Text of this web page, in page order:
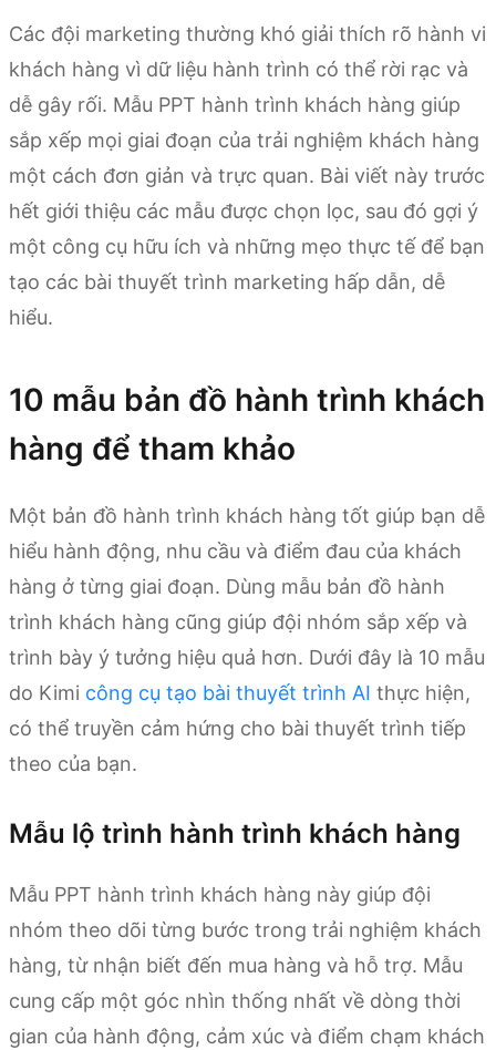
Các đội marketing thường khó giải thích rõ hành vi
khách hàng vì dữ liệu hành trình có thể rời rạc và
dễ gây rối. Mẫu PPT hành trình khách hàng giúp
sắp xếp mọi giai đoạn của trải nghiệm khách hàng
một cách đơn giản và trực quan. Bài viết này trước
hết giới thiệu các mẫu được chọn lọc, sau đó gợi ý
một công cụ hữu ích và những mẹo thực tế để bạn
tạo các bài thuyết trình marketing hấp dẫn, dễ
hiểu.
10 mẫu bản đồ hành trình khách
hàng để tham khảo
Một bản đồ hành trình khách hàng tốt giúp bạn dễ
hiểu hành động, nhu cầu và điểm đau của khách
hàng ở từng giai đoạn. Dùng mẫu bản đồ hành
trình khách hàng cũng giúp đội nhóm sắp xếp và
trình bày ý tưởng hiệu quả hơn. Dưới đây là 10 mẫu
do Kimi công cụ tạo bài thuyết trình AI thực hiện,
có thể truyền cảm hứng cho bài thuyết trình tiếp
theo của bạn.
Mẫu lộ trình hành trình khách hàng
Mẫu PPT hành trình khách hàng này giúp đội
nhóm theo dõi từng bước trong trải nghiệm khách
hàng, từ nhận biết đến mua hàng và hỗ trợ. Mẫu
cung cấp một góc nhìn thống nhất về dòng thời
gian của hành động, cảm xúc và điểm chạm khách